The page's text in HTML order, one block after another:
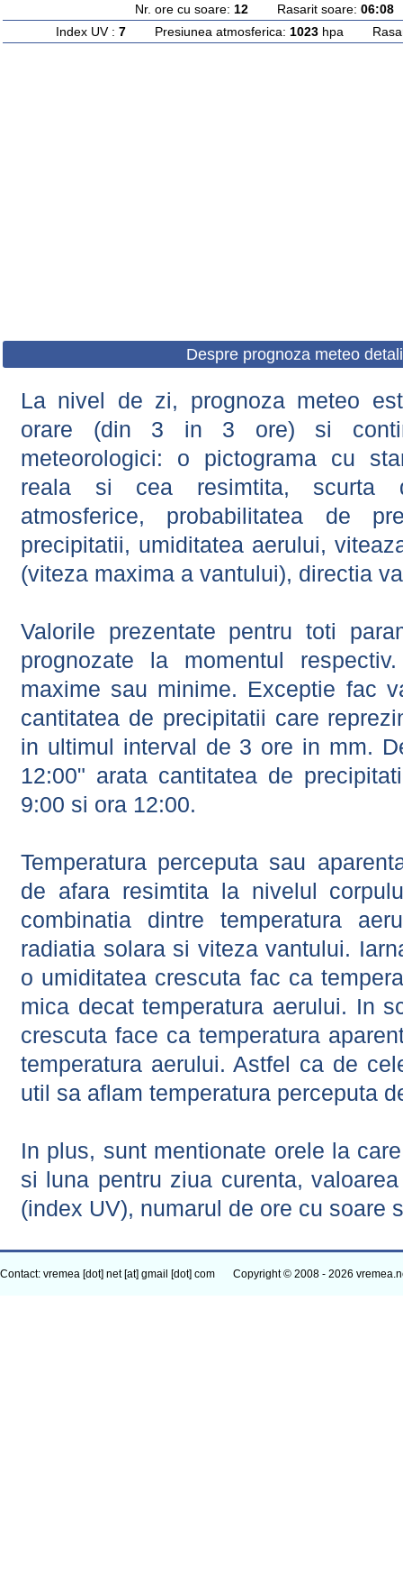
Nr. ore cu soare: 12Rasarit soare: 06:08
Index UV : 7Presiunea atmosferica: 1023hpa
Despre prognoza meteo
La nivel de zi, prognoza meteo
orare (din 3 in 3 ore) si
meteorologici: o pictograma cu
reala si cea resimtita, scurta
atmosferice, probabilitatea de
precipitatii, umiditatea aerului,
(viteza maxima a vantului), directia
Valorile prezentate pentru toti
prognozate la momentul
maxime sau minime. Exceptie fac
cantitatea de precipitatii care
in ultimul interval de 3 ore in mm.
12:00" arata cantitatea de
9:00 si ora 12:00.
Temperatura perceputa sau
de afara resimtita la nivelul
combinatia dintre temperatura
radiatia solara si viteza vantului.
o umiditatea crescuta fac ca
mica decat temperatura aerului. In
crescuta face ca temperatura
temperatura aerului. Astfel ca de
util sa aflam temperatura perceputa
In plus, sunt mentionate orele la
si luna pentru ziua curenta,
(index UV), numarul de ore cu soare
Contact: vremea [dot] net [at] gmail [dot] com Copyright © 2008 - 2026